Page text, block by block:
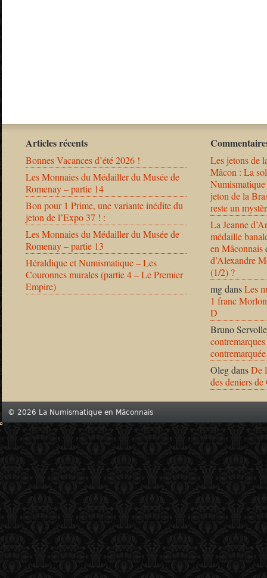
Articles récents
Bonnes Vacances d’été 2026 !
Les Monnaies du Médailler du Musée de
Romenay – partie 14
Bon pour 1 Prime, une variante inédite du
jeton de l’Expo 37 ! :
Les Monnaies du Médailler du Musée de
Romenay – partie 13
Héraldique et Numismatique – Les
Couronnes murales (partie 4 – Le Premier
Empire)
Les jetons de
Mâcon : La
jeton de la
reste un
La Jeanne
médaille
en Mâconnais
d’Alexandre
(1/2) ?
mgdansLes
1 franc
D
Bruno Servolle
OlegdansDe
des deniers
© 2026 La Numismatique en Mâconnais